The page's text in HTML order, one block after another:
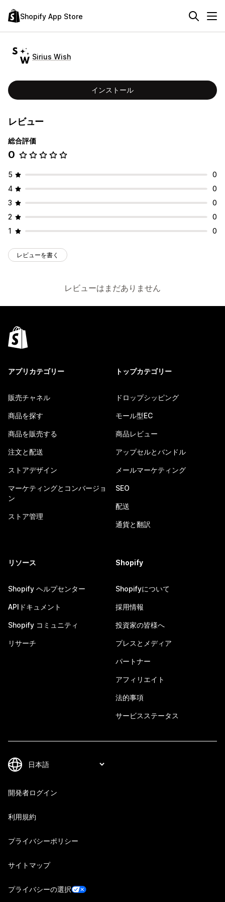
Shopify App Store
Sirius Wish
インストール
レビュー
総合評価
0
5
0
4
0
3
0
2
0
1
0
レビューを書く
レビューはまだありません
アプリカテゴリー
販売チャネル
商品を探す
商品を販売する
注文と配送
ストアデザイン
マーケティングとコンバージョ
ン
ストア管理
トップカテゴリー
ドロップシッピング
モール型EC
商品レビュー
アップセルとバンドル
メールマーケティング
SEO
配送
通貨と翻訳
リソース
Shopify ヘルプセンター
APIドキュメント
Shopify コミュニティ
リサーチ
Shopify
Shopifyについて
採用情報
投資家の皆様へ
プレスとメディア
パートナー
アフィリエイト
法的事項
サービスステータス
開発者ログイン
利用規約
プライバシーポリシー
サイトマップ
プライバシーの選択